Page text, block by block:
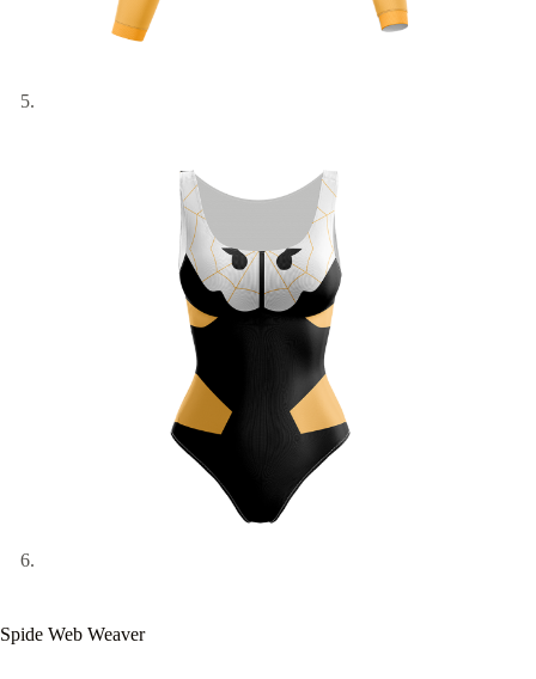
Spide Web Weaver